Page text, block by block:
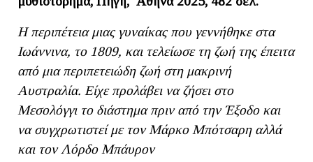
Η περιπέτεια μιας γυναίκας που γεννήθηκε στα
Ιωάννινα, το 1809, και τελείωσε τη ζωή της έπειτα
από μια περιπετειώδη ζωή στη μακρινή
Αυστραλία. Είχε προλάβει να ζήσει στο
Μεσολόγγι το διάστημα πριν από την Έξοδο και
να συγχρωτιστεί με τον Μάρκο Μπότσαρη αλλά
και τον Λόρδο Μπάυρον